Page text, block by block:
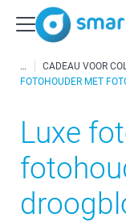
CADEAU VOOR
FOTOHOUDER MET
Luxe